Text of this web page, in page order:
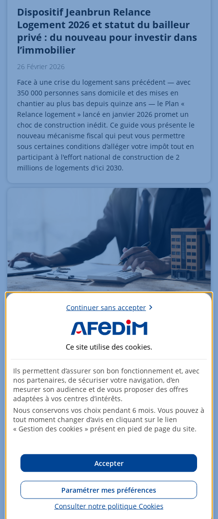
Dispositif Jeanbrun Relance
Logement 2026 et statut du bailleur
privé : du nouveau pour investir dans
l’immobilier
26 Février 2026
Face à une crise du logement sans précédent — avec
350 000 personnes sans domicile et des mises en
chantier au plus bas depuis quinze ans — le Plan «
Relance logement » lancé en janvier 2026 promet un
choc de construction inédit. Ce guide vous présente le
nouveau mécanisme fiscal qui peut vous permettre
sous certaines conditions d’alléger votre impôt tout en
participant à l'effort national de construction de 2
millions de logements d'ici 2030.
Top 10 des villes où réaliser un
investissement locatif
L'investissement locatif vise à générer un revenu
régulier et durable grâce à l'immobilier. En 2026, avec
un rendement moyen national autour de 5 %, la
rentabilité locative devient le critère décisif, bien au-
delà du simple achat patrimonial. Ce guide vous dévoile
comment calculer, simuler et optimiser votre projet :
méthodes de calcul, meilleures villes et conseils
Continuer sans accepter
Ce site utilise des cookies.
Ils permettent d’assurer son bon fonctionnement et, avec
nos partenaires, de sécuriser votre navigation, d’en
mesurer son audience et de vous proposer des offres
adaptées à vos centres d’intérêts.
Nous conservons vos choix pendant 6 mois. Vous pouvez à
tout moment changer d’avis en cliquant sur le lien
« Gestion des cookies » présent en pied de page du site.
Accepter
Paramétrer mes préférences
Consulter notre politique Cookies